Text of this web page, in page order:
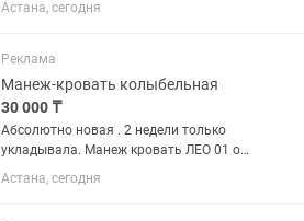
открывается и можно полностью
вещей и мелочей. Матрас в подарок
Астана, сегодня
Реклама
Манеж-кровать колыбельная
30 000 ₸
Абсолютно новая . 2 недели только
укладывала. Манеж кровать ЛЕО 01 от
0 до 24 месяцеаэв
Астана, сегодня